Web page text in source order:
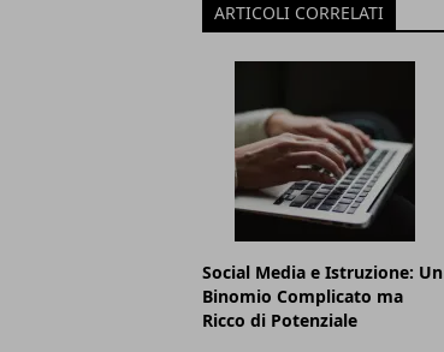
ARTICOLI CORRELATI
Social Media e Istruzione: Un
Binomio Complicato ma
Ricco di Potenziale